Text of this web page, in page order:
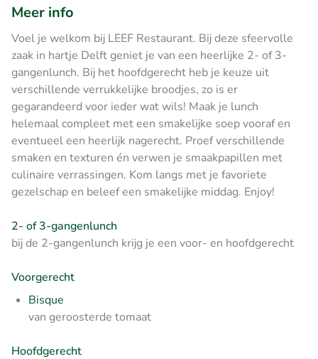
Meer info
Voel je welkom bij LEEF Restaurant. Bij deze sfeervolle
zaak in hartje Delft geniet je van een heerlijke 2- of 3-
gangenlunch. Bij het hoofdgerecht heb je keuze uit
verschillende verrukkelijke broodjes, zo is er
gegarandeerd voor ieder wat wils! Maak je lunch
helemaal compleet met een smakelijke soep vooraf en
eventueel een heerlijk nagerecht. Proef verschillende
smaken en texturen én verwen je smaakpapillen met
culinaire verrassingen. Kom langs met je favoriete
gezelschap en beleef een smakelijke middag. Enjoy!
2- of 3-gangenlunch
bij de 2-gangenlunch krijg je een voor- en hoofdgerecht
Voorgerecht
Bisque
van geroosterde tomaat
Hoofdgerecht